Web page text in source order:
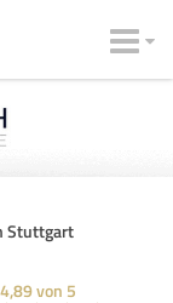
Stuttgart
4,89von 5